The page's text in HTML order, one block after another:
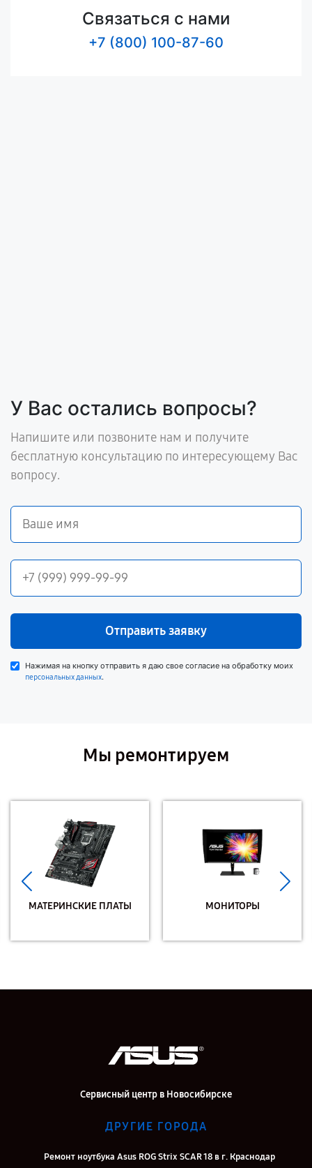
Связаться с нами
+7 (800) 100-87-60
У Вас остались вопросы?
Напишите или позвоните нам и получите
бесплатную консультацию по интересующему Вас
вопросу.
Отправить заявку
Нажимая на кнопку отправить я даю свое согласие на обработку моих
персональных данных.
Мы ремонтируем
МАТЕРИНСКИЕ ПЛАТЫ МОНИТОРЫ
Сервисный центр в Новосибирске
ДРУГИЕ ГОРОДА
Ремонт ноутбука Asus ROG Strix SCAR 18 в г. Краснодар